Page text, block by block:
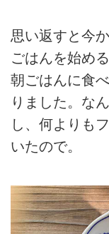
思い返すと今
ごはんを始め
朝ごはんに食
りました。な
し、何よりも
いたので。